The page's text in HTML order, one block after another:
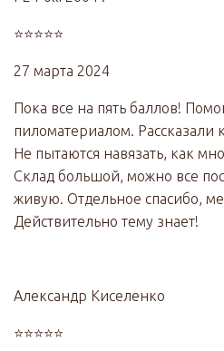
⭐⭐⭐⭐⭐
27 марта 2024
Пока все на пять баллов!
пиломатериалом. Рассказали
Не пытаются навязать, как
Склад большой, можно все
живую. Отдельное спасибо,
Действительно тему знает!
Александр Киселенко
⭐⭐⭐⭐⭐